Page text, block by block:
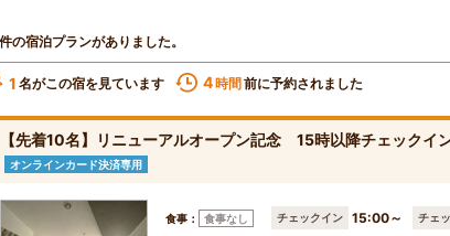
件の宿泊プランがありました。
1 名がこの宿を見ています 4時間 前に予約されました
【先着10名】リニューアルオープン記念 15時以降チェックイ
オンラインカード決済専用
食事： 食事なし チェックイン 15:00～ チェ